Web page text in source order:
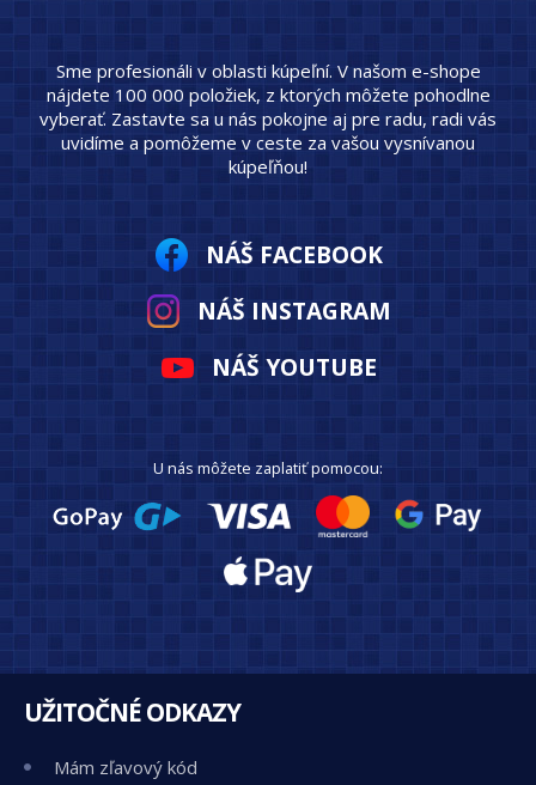
Sme profesionáli v oblasti kúpeľní. V našom e-shope
nájdete 100 000 položiek, z ktorých môžete pohodlne
vyberať. Zastavte sa u nás pokojne aj pre radu, radi vás
uvidíme a pomôžeme v ceste za vašou vysnívanou
kúpeľňou!
NÁŠ FACEBOOK
NÁŠ INSTAGRAM
NÁŠ YOUTUBE
U nás môžete zaplatiť pomocou:
UŽITOČNÉ ODKAZY
Mám zľavový kód